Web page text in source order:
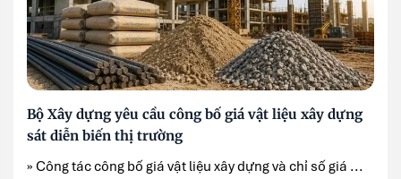
Bộ Xây dựng yêu cầu công bố giá vật liệu xây dựng
sát diễn biến thị trường
» Công tác công bố giá vật liệu xây dựng và chỉ số giá ...